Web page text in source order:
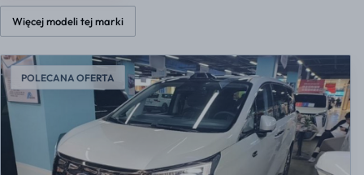
Więcej modeli tej marki
POLECANA OFERTA